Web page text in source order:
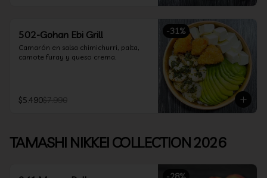
-31%
502-Gohan Ebi Grill
Camarón en salsa chimichurri, palta,
camote furay y queso crema.
$5.490$7.990
TAMASHI NIKKEI COLLECTION 2026